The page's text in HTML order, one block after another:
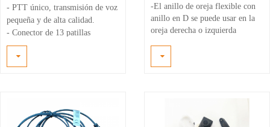
- PTT único, transmisión de voz
pequeña y de alta calidad.
- Conector de 13 patillas
- Pestillo de conexión segura
incorporado que proporciona
-El anillo de oreja flexible con
anillo en D se puede usar en la
oreja derecha o izquierda
PU y cómoda oreja de goma
colgando